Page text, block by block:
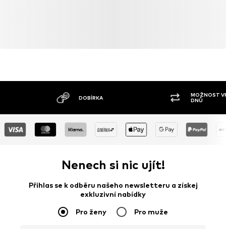
DOBÍRKA
MOŽNOST
DNŮ
Nenech si nic ujít!
Přihlas se k odběru našeho newsletteru a získej
exkluzivní nabídky
Pro ženy Pro muže